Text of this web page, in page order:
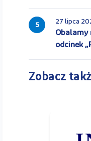
5 27 lipca
Obalamy
odcinek
Zobacz